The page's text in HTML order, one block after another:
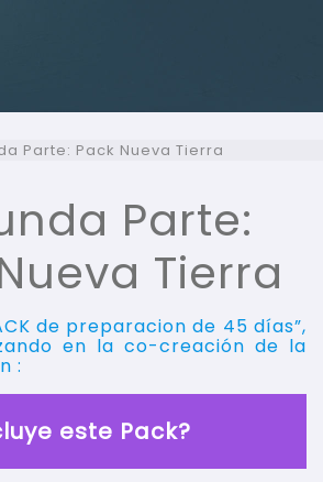
Parte: Pack Nueva Tierra
Parte:
Tierra
de preparacion de 45 días”,
en la co-creación de la
:
este Pack?